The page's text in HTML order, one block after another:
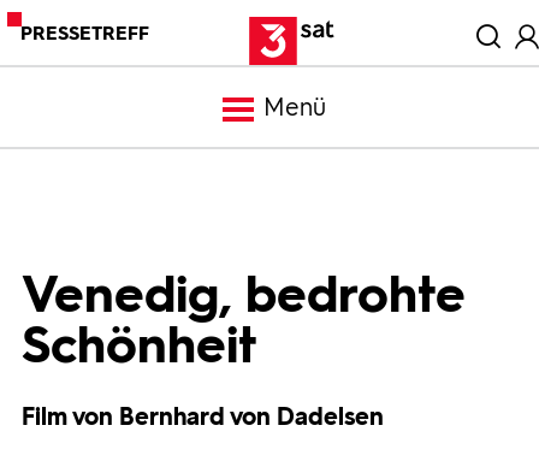
PRESSETREFF
Menü
Mediathek
Trailer
Venedig, bedrohte
Schönheit
Film von Bernhard von Dadelsen